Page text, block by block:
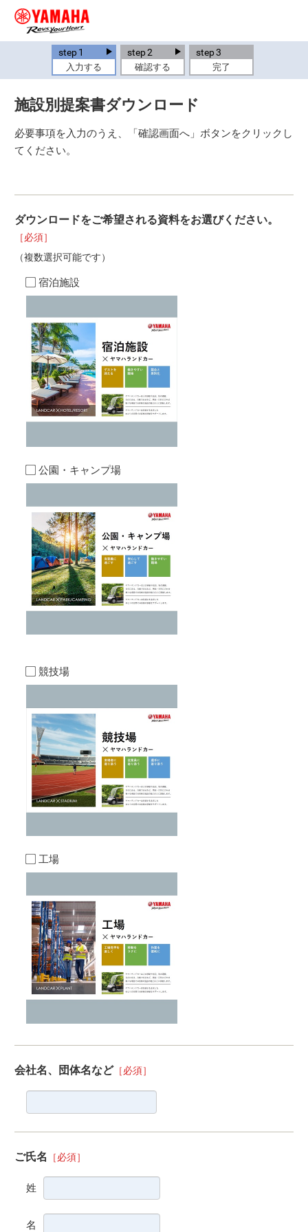
step1
入力する
step2
確認する
step3
完了
施設別提案書ダウンロード
必要事項を入力のうえ、「確認画面へ」ボタンをクリックし
てください。
ダウンロードをご希望される資料をお選びください。
［必須］
（複数選択可能です）
宿泊施設
公園・キャンプ場
競技場
工場
会社名、団体名など［必須］
ご氏名 ［必須］
姓
名